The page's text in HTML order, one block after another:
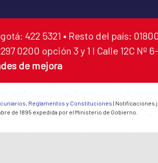
422 5321 • Resto del país:
0200 opción 3 y 1 I Calle 12C Nº
de mejora
Reglamentos y Constituciones | Notificaciones
de 1895 expedida por el Ministerio de Gobierno.